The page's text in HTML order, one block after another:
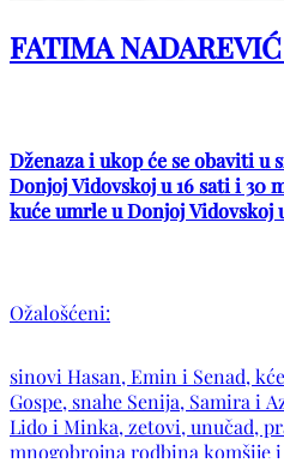
FATIMA
Dženaza i ukop će se obaviti u
Donjoj Vidovskoj u 16 sati i 30
kuće umrle u Donjoj Vidovskoj
Ožalošćeni:
sinovi Hasan, Emin i Senad,
Gospe, snahe Senija, Samira i
Lido i Minka, zetovi, unučad,
mnogobrojna rodbina komšije